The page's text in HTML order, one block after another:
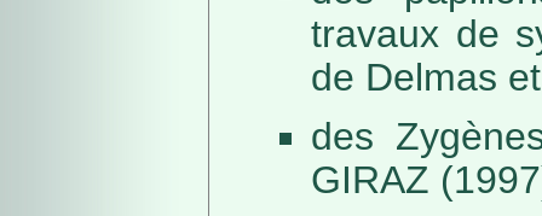
travaux de
de Delmas
des
GIRAZ